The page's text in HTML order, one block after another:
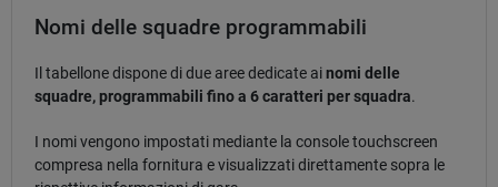
Nomi delle squadre programmabili
Il tabellone dispone di due aree dedicate ainomi delle
squadre, programmabili fino a 6 caratteri per squadra.
I nomi vengono impostati mediante la console touchscreen
compresa nella fornitura e visualizzati direttamente sopra le